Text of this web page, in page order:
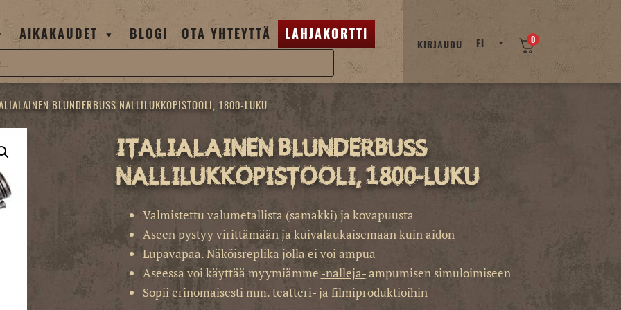
AIKAKAUDET BLOGI OTA YHTEYTTÄ LAHJAKORTTI
KIRJAUDU FI 0
BLUNDERBUSS NALLILUKKOPISTOOLI, 1800-LUKU
Italialainen blunderbuss
nallilukkopistooli, 1800-luku
Valmistettu valumetallista (samakki) ja kovapuusta
Aseen pystyy virittämään ja kuivalaukaisemaan kuin aidon
Lupavapaa. Näköisreplika jolla ei voi ampua
Aseessa voi käyttää myymiämme -nalleja-ampumisen simuloimiseen
Sopii erinomaisesti mm. teatteri- ja filmiproduktioihin